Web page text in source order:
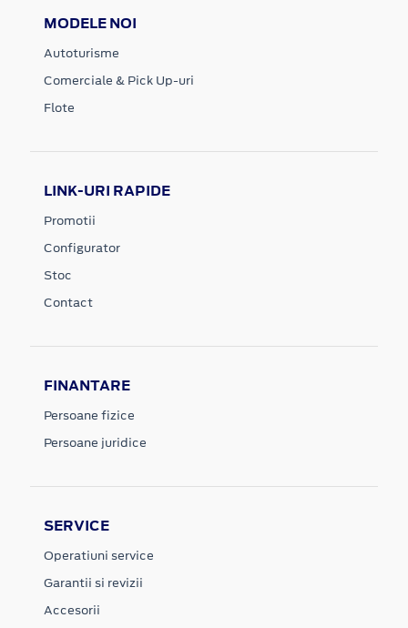
MODELE NOI
Autoturisme
Comerciale & Pick Up-uri
Flote
LINK-URI RAPIDE
Promotii
Configurator
Stoc
Contact
FINANTARE
Persoane fizice
Persoane juridice
SERVICE
Operatiuni service
Garantii si revizii
Accesorii